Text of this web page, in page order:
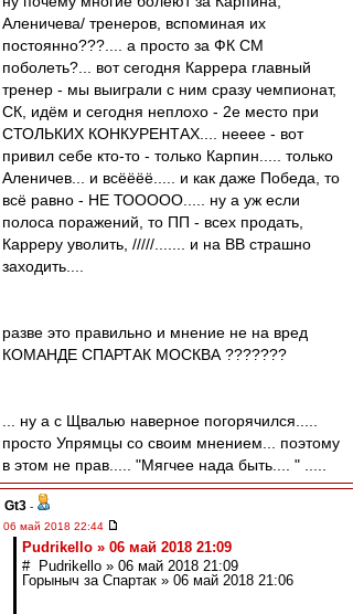
Аленичева/ тренеров, вспоминая их
постоянно???.... а просто за ФК СМ
поболеть?... вот сегодня Каррера главный
тренер - мы выиграли с ним сразу чемпионат,
СК, идём и сегодня неплохо - 2е место при
СТОЛЬКИХ КОНКУРЕНТАХ.... нееее - вот
привил себе кто-то - только Карпин..... только
Аленичев... и всёёёё..... и как даже Победа, то
всё равно - НЕ ТООООО..... ну а уж если
полоса поражений, то ПП - всех продать,
Карреру уволить, /////....... и на ВВ страшно
заходить....
разве это правильно и мнение не на вред
КОМАНДЕ СПАРТАК МОСКВА ???????
... ну а с Щвалью наверное погорячился.....
просто Упрямцы со своим мнением... поэтому
в этом не прав..... "Мягчее нада быть.... " .....
Gt3 -
06 май 2018 22:44
Pudrikello » 06 май 2018 21:09
# Pudrikello » 06 май 2018 21:09
Горыныч за Спартак » 06 май 2018 21:06